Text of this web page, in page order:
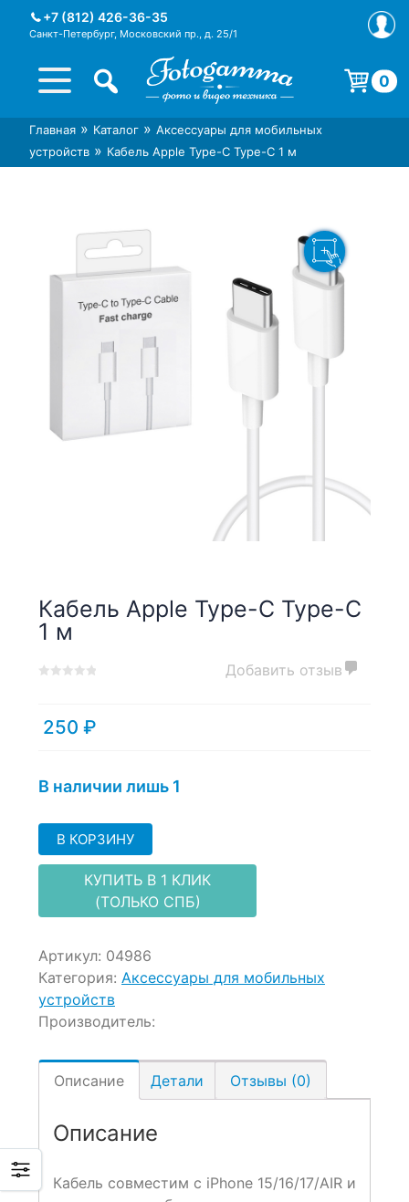
+7 (812) 426-36-35
Санкт-Петербург, Московский пр., д. 25/1
Интернет-магазин фототехники
Foto-Gamma в СПб
Магазин фотоаксессуаров foto-
gamma.ru
0
Корзина пуста.
Главная » Каталог » Аксессуары для мобильных
устройств » Кабель Apple Type-C Type-C 1 м
Кабель Apple Type-C Type-C
1 м
of
based
ratings
Добавить отзыв
250 ₽
В наличии лишь 1
В КОРЗИНУ
КУПИТЬ В 1 КЛИК
(ТОЛЬКО СПБ)
Артикул: 04986
Категория: Аксессуары для мобильных
устройств
Производитель:
Описание Детали Отзывы (0)
Описание
Кабель совместим с iPhone 15/16/17/AIR и